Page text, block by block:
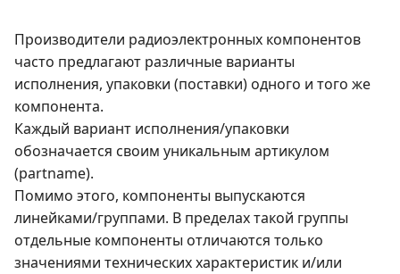
Производители радиоэлектронных компонентов
часто предлагают различные варианты
исполнения, упаковки (поставки) одного и того же
компонента.
Каждый вариант исполнения/упаковки
обозначается своим уникальным артикулом
(partname).
Помимо этого, компоненты выпускаются
линейками/группами. В пределах такой группы
отдельные компоненты отличаются только
значениями технических характеристик и/или